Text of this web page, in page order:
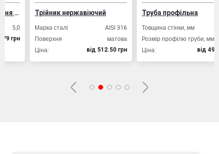
Трійник нержавіючий
Марка сталі
AISI 316
Поверхня
матова
вiд 512.50 грн
Труба профільна
Товщина стінки, мм
Розмір профілю труби, мм 20х20
Ціна:
вiд 49.80 грн